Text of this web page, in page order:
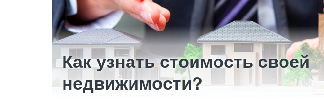
Как узнать стоимость своей
недвижимости?